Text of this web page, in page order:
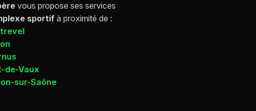
vous propose ses services
sportifà proximité de :
de-Vaux
sur-Saône